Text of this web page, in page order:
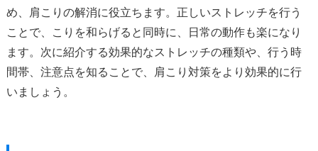
め、肩こりの解消に役立ちます。正しいストレッチを行う
ことで、こりを和らげると同時に、日常の動作も楽になり
ます。次に紹介する効果的なストレッチの種類や、行う時
間帯、注意点を知ることで、肩こり対策をより効果的に行
いましょう。